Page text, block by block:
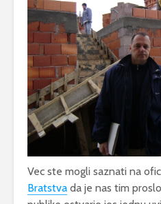
Vec ste mogli saznati na
Bratstva da je nas tim